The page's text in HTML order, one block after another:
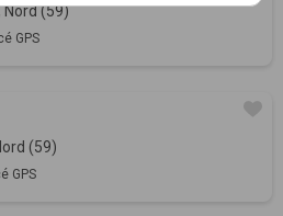
(59)
GPS
(59)
GPS